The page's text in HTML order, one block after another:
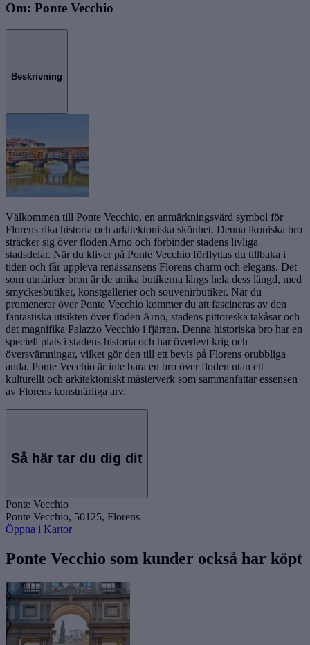
Om: Ponte Vecchio
Beskrivning
Välkommen till Ponte Vecchio, en anmärkningsvärd symbol för
Florens rika historia och arkitektoniska skönhet. Denna ikoniska bro
sträcker sig över floden Arno och förbinder stadens livliga
stadsdelar. När du kliver på Ponte Vecchio förflyttas du tillbaka i
tiden och får uppleva renässansens Florens charm och elegans. Det
som utmärker bron är de unika butikerna längs hela dess längd, med
smyckesbutiker, konstgallerier och souvenirbutiker. När du
promenerar över Ponte Vecchio kommer du att fascineras av den
fantastiska utsikten över floden Arno, stadens pittoreska takåsar och
det magnifika Palazzo Vecchio i fjärran. Denna historiska bro har en
speciell plats i stadens historia och har överlevt krig och
översvämningar, vilket gör den till ett bevis på Florens orubbliga
anda. Ponte Vecchio är inte bara en bro över floden utan ett
kulturellt och arkitektoniskt mästerverk som sammanfattar essensen
av Florens konstnärliga arv.
Så här tar du dig dit
Ponte Vecchio
Ponte Vecchio, 50125, Florens
Öppna i Kartor
Ponte Vecchio som kunder också har köpt